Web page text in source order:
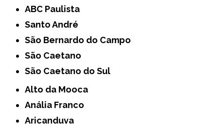
ABC Paulista
Santo André
São Bernardo do Campo
São Caetano
São Caetano do Sul
Alto da Mooca
Anália Franco
Aricanduva